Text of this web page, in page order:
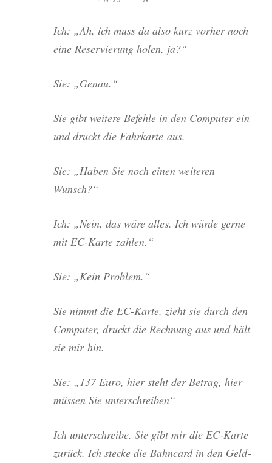
Ich: „Ah, ich muss da also kurz vor­her noch
eine Reser­vie­rung holen, ja?“
Sie: „Genau.“
Sie gibt wei­te­re Befeh­le in den Com­pu­ter ein
und druckt die Fahr­kar­te aus.
Sie: „Haben Sie noch einen wei­te­ren
Wunsch?“
Ich: „Nein, das wäre alles. Ich wür­de ger­ne
mit EC-Kar­te zahlen.“
Sie: „Kein Problem.“
Sie nimmt die EC-Kar­te, zieht sie durch den
Com­pu­ter, druckt die Rech­nung aus und hält
sie mir hin.
Sie: „137 Euro, hier steht der Betrag, hier
müs­sen Sie unterschreiben“
Ich unter­schrei­be. Sie gibt mir die EC-Kar­te
zurück. Ich ste­cke die Bahn­card in den Geld­